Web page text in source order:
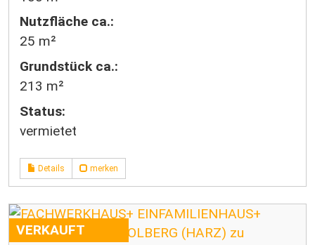
Nutzfläche ca.:
25 m²
Grund­stück ca.:
213 m²
Status:
vermietet
Details merken
VERKAUFT